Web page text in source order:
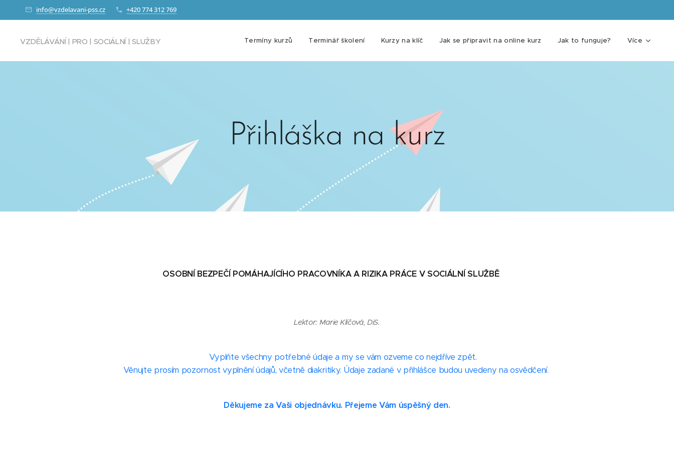
info@vzdelavani-pss.cz +420 774 312 769
VZDĚLÁVÁNÍ | PRO | SOCIÁLNÍ | SLUŽBY Termíny kurzů Terminář školení Kurzy na klíč Jak se připravit na online kurz Jak to funguje? Více
Přihláška na kurz
OSOBNÍ BEZPEČÍ POMÁHAJÍCÍHO PRACOVNÍKA A RIZIKA PRÁCE V SOCIÁLNÍ SLUŽBĚ
Lektor: Marie Klíčová, DiS.
Vyplňte všechny potřebné údaje a my se vám ozveme co nejdříve zpět.
Věnujte prosím pozornost vyplnění údajů, včetně diakritiky. Údaje zadané v přihlášce budou uvedeny na osvědčení.
Děkujeme za Vaši objednávku. Přejeme Vám úspěšný den.